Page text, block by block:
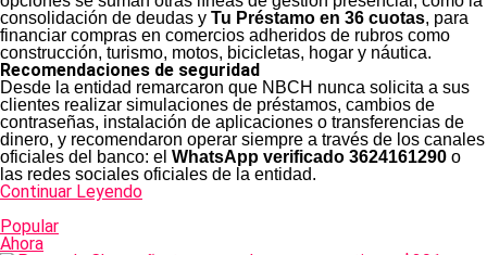
consolidación de deudas y Tu Préstamo en 36 cuotas, para
financiar compras en comercios adheridos de rubros como
construcción, turismo, motos, bicicletas, hogar y náutica.
Recomendaciones de seguridad
Desde la entidad remarcaron que NBCH nunca solicita a sus
clientes realizar simulaciones de préstamos, cambios de
contraseñas, instalación de aplicaciones o transferencias de
dinero, y recomendaron operar siempre a través de los canales
oficiales del banco: el WhatsApp verificado 3624161290 o
las redes sociales oficiales de la entidad.
Continuar Leyendo
Popular
Ahora